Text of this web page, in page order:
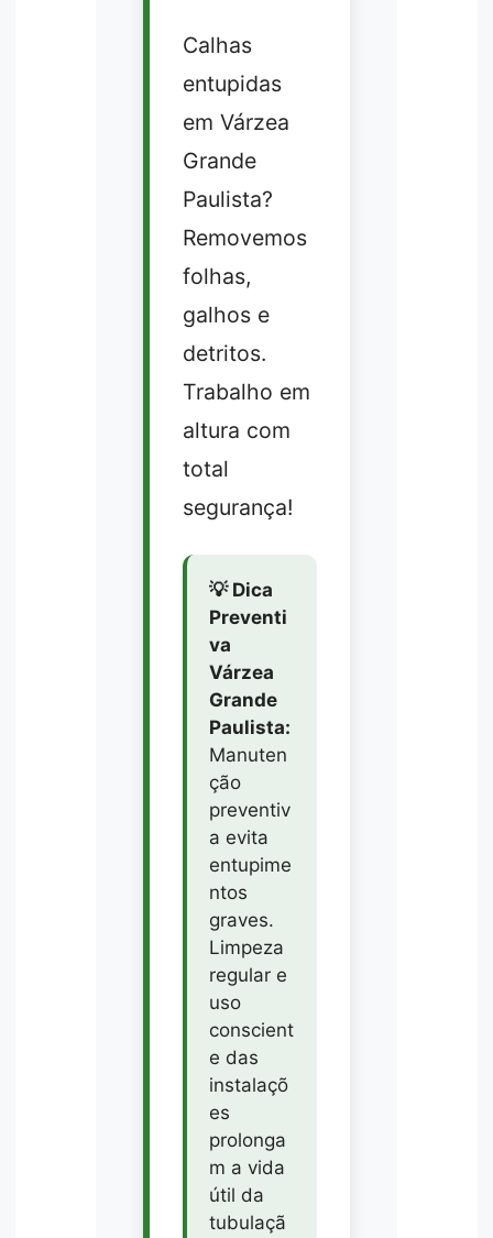
Calhas
entupidas
em Várzea
Grande
Paulista?
Removemos
folhas,
galhos e
detritos.
Trabalho em
altura com
total
segurança!
💡 Dica
Preventi
va
Várzea
Grande
Paulista:
Manuten
ção
preventiv
a evita
entupime
ntos
graves.
Limpeza
regular e
uso
conscient
e das
instalaçõ
es
prolonga
m a vida
útil da
tubulaçã